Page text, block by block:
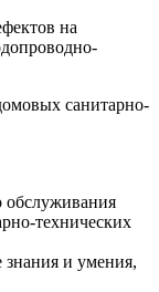
на
санитарно-
обслуживания
технических
знания и умения,